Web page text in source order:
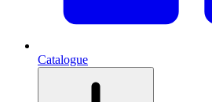
Catalogue